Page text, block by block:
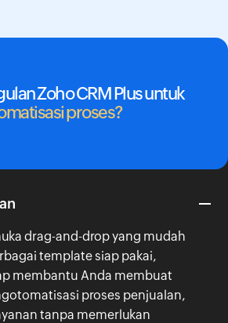
Zoho CRM Plus untuk
proses?
drag-and-drop yang mudah
template siap pakai,
membantu Anda membuat
proses penjualan,
tanpa memerlukan